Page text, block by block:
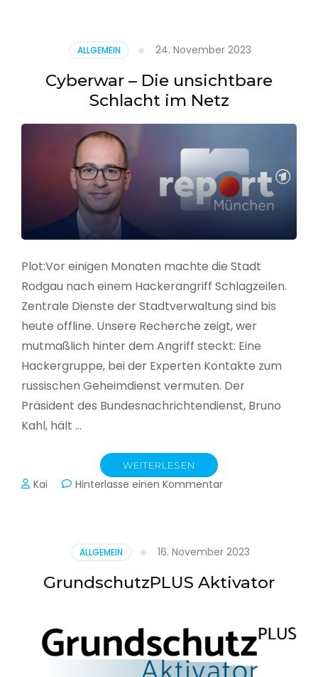
ALLGEMEIN 24. November 2023
Cyberwar – Die unsichtbare
Schlacht im Netz
Plot:Vor einigen Monaten machte die Stadt
Rodgau nach einem Hackerangriff Schlagzeilen.
Zentrale Dienste der Stadtverwaltung sind bis
heute offline. Unsere Recherche zeigt, wer
mutmaßlich hinter dem Angriff steckt: Eine
Hackergruppe, bei der Experten Kontakte zum
russischen Geheimdienst vermuten. Der
Präsident des Bundesnachrichtendienst, Bruno
Kahl, hält …
WEITERLESEN
Kai Hinterlasse einen Kommentarzu
Schlacht
im
Netz
ALLGEMEIN 16. November 2023
GrundschutzPLUS Aktivator